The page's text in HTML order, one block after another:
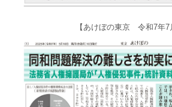
【あけぼの東京 令和7年7